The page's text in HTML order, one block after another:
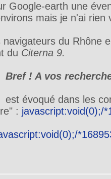
Google-earth une
mais je n'ai
du Rhône
du Citerna 9.
Bref ! A vos
est évoqué dans les
: javascript:void(0);/